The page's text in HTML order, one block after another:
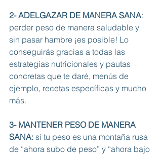
2- ADELGAZAR DE MANERA SANA:
perder peso de manera saludable y
sin pasar hambre ¡es posible! Lo
conseguirás gracias a todas las
estrategias nutricionales y pautas
concretas que te daré, menús de
ejemplo, recetas específicas y mucho
más.
3- MANTENER PESO DE MANERA
SANA: si tu peso es una montaña rusa
de “ahora subo de peso” y “ahora bajo